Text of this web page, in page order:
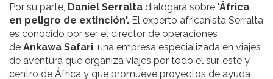
Por su parte, Daniel Serralta dialogará sobre 'África
en peligro de extinción'. El experto africanista Serralta
es conocido por ser el director de operaciones
de Ankawa Safari, una empresa especializada en viajes
de aventura que organiza viajes por todo el sur, este y
centro de África y que promueve proyectos de ayuda